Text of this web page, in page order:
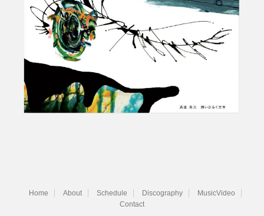
Home About Schedule Discography
MusicVideo
Contact